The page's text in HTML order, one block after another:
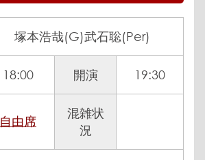
塚本浩哉(G)武石聡(Per)
18:00 開演 19:30
自由席
混雑状
況